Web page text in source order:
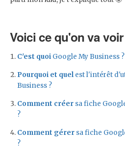
Voici ce qu'on va
C'est quoi Google My Business ?
Pourquoi et quel est l'intérêt
Business ?
Comment créer sa fiche
?
Comment gérer sa fiche
?